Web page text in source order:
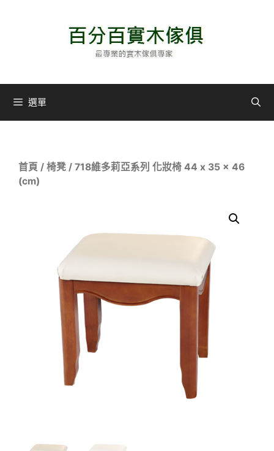
選單
首頁 / 椅凳 / 718維多莉亞系列 化妝椅 44 x 35 x 46
(cm)